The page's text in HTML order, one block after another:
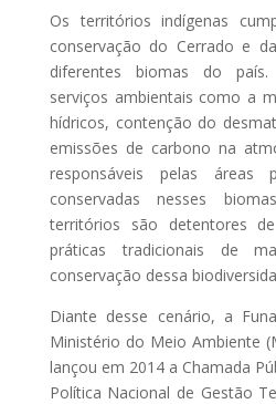
Os territórios indígenas
conservação do Cerrado e
diferentes biomas do país.
serviços ambientais como a
hídricos, contenção do
emissões de carbono na
responsáveis pelas áreas
conservadas nesses
territórios são detentores
práticas tradicionais de
conservação dessa
Diante desse cenário, a
Ministério do Meio Ambiente
lançou em 2014 a Chamada
Política Nacional de Gestão